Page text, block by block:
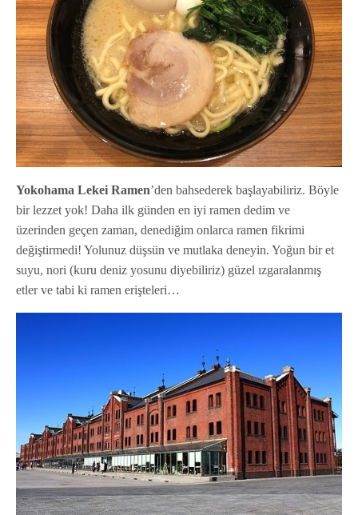
Yokohama Lekei Ramen’den bahsederek başlayabiliriz. Böyle
bir lezzet yok! Daha ilk günden en iyi ramen dedim ve
üzerinden geçen zaman, denediğim onlarca ramen fikrimi
değiştirmedi! Yolunuz düşsün ve mutlaka deneyin. Yoğun bir et
suyu, nori (kuru deniz yosunu diyebiliriz) güzel ızgaralanmış
etler ve tabi ki ramen erişteleri…